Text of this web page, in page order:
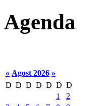
Agenda
« Agost 2026 »
D D D D D D D
1
2